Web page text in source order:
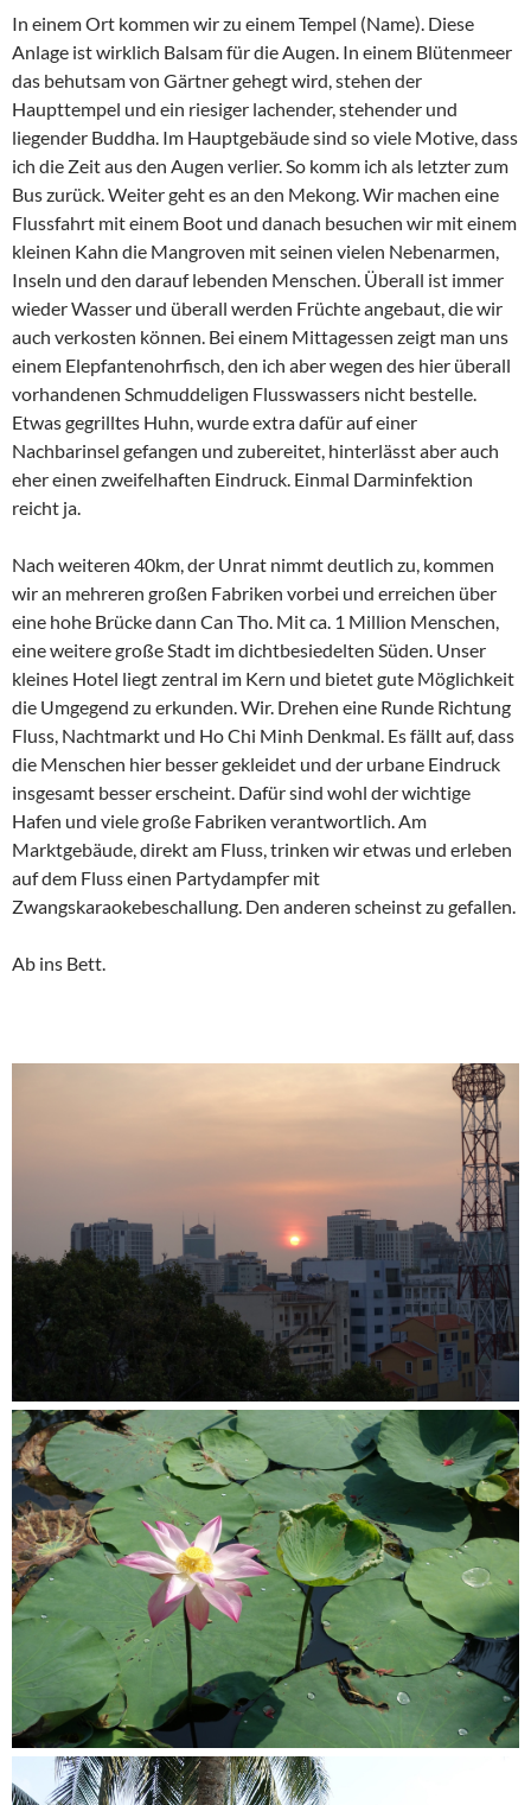
In einem Ort kommen wir zu einem Tempel (Name). Diese
Anlage ist wirklich Balsam für die Augen. In einem Blütenmeer
das behutsam von Gärtner gehegt wird, stehen der
Haupttempel und ein riesiger lachender, stehender und
liegender Buddha. Im Hauptgebäude sind so viele Motive, dass
ich die Zeit aus den Augen verlier. So komm ich als letzter zum
Bus zurück. Weiter geht es an den Mekong. Wir machen eine
Flussfahrt mit einem Boot und danach besuchen wir mit einem
kleinen Kahn die Mangroven mit seinen vielen Nebenarmen,
Inseln und den darauf lebenden Menschen. Überall ist immer
wieder Wasser und überall werden Früchte angebaut, die wir
auch verkosten können. Bei einem Mittagessen zeigt man uns
einem Elepfantenohrfisch, den ich aber wegen des hier überall
vorhandenen Schmuddeligen Flusswassers nicht bestelle.
Etwas gegrilltes Huhn, wurde extra dafür auf einer
Nachbarinsel gefangen und zubereitet, hinterlässt aber auch
eher einen zweifelhaften Eindruck. Einmal Darminfektion
reicht ja.
Nach weiteren 40km, der Unrat nimmt deutlich zu, kommen
wir an mehreren großen Fabriken vorbei und erreichen über
eine hohe Brücke dann Can Tho. Mit ca. 1 Million Menschen,
eine weitere große Stadt im dichtbesiedelten Süden. Unser
kleines Hotel liegt zentral im Kern und bietet gute Möglichkeit
die Umgegend zu erkunden. Wir. Drehen eine Runde Richtung
Fluss, Nachtmarkt und Ho Chi Minh Denkmal. Es fällt auf, dass
die Menschen hier besser gekleidet und der urbane Eindruck
insgesamt besser erscheint. Dafür sind wohl der wichtige
Hafen und viele große Fabriken verantwortlich. Am
Marktgebäude, direkt am Fluss, trinken wir etwas und erleben
auf dem Fluss einen Partydampfer mit
Zwangskaraokebeschallung. Den anderen scheinst zu gefallen.
Ab ins Bett.